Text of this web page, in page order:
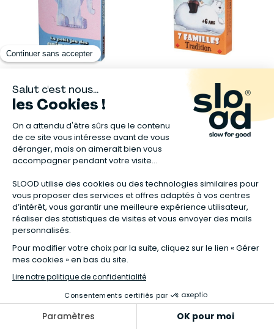
JEUX FK
Le petit jeu des animaux
d'Afrique
6,95 €
jeu des 7 familles tradition
JEUX FK
Mémo nature les petites
Le petit jeu des familles du